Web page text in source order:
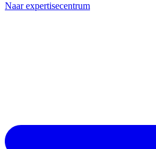
Naar expertisecentrum